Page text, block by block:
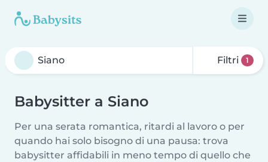
Filtri 1
Babysitter a Siano
Per una serata romantica, ritardi al lavoro o per
quando hai solo bisogno di una pausa: trova
babysitter affidabili in meno tempo di quello che